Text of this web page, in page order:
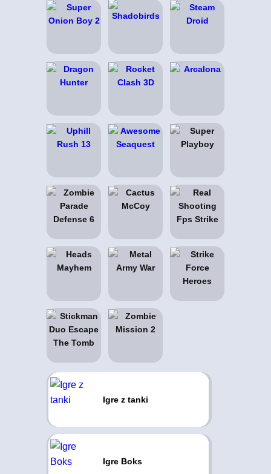
Igre z tanki
Igre Boks